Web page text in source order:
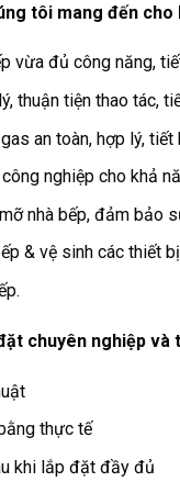
tôi mang đến
vừa đủ công năng,
thuận tiện thao tác,
an toàn, hợp lý,
nghiệp cho khả
nhà bếp, đảm bảo
& vệ sinh các thiết
chuyên nghiệp
thực tế
khi lắp đặt đầy đủ